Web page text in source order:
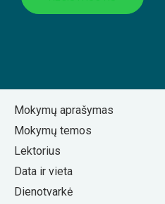
Mokymų aprašymas
Mokymų temos
Lektorius
Data ir vieta
Dienotvarkė